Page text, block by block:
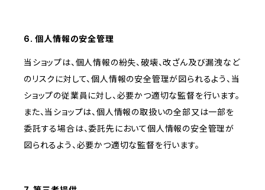
6. 個人情報の安全管理
当ショップは、個人情報の紛失、破壊、改ざん及び漏洩など
のリスクに対して、個人情報の安全管理が図られるよう、当
ショップの従業員に対し、必要かつ適切な監督を行います。
また、当ショップは、個人情報の取扱いの全部又は一部を
委託する場合は、委託先において個人情報の安全管理が
図られるよう、必要かつ適切な監督を行います。